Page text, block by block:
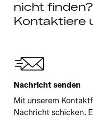
nicht finden?
Kontaktiere
Nachricht senden
Mit unserem
Nachricht schicken.